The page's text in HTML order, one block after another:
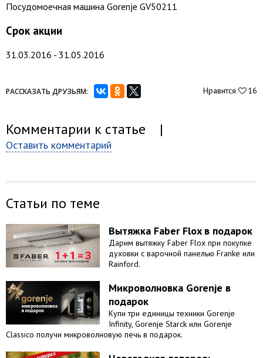
Посудомоечная машина Gorenje GV50211
Срок акции
31.03.2016 - 31.05.2016
РАССКАЗАТЬ ДРУЗЬЯМ: Нравится 16
Комментарии к статье |
Оставить комментарий
Статьи по теме
Вытяжка Faber Flox в подарок
Дарим вытяжку Faber Flox при покупке
духовки с варочной панелью Franke или
Rainford.
Микроволновка Gorenje в
подарок
Купи три единицы техники Gorenje
Infinity, Gorenje Starck или Gorenje
Classico получи микроволновую печь в подарок.